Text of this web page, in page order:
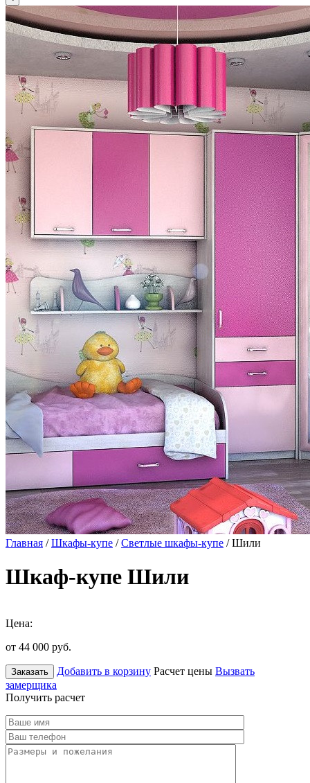
Главная /Шкафы-купе /Светлые шкафы-купе / Шили
Шкаф-купе Шили
Цена:
от 44 000 руб.
Заказать Добавить в корзину Расчет цены Вызвать
замерщика
Получить расчет